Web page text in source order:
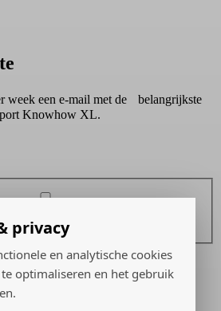
privacy
en analytische cookies
optimaliseren en het gebruik
week een e-mail met de belangrijkste
Knowhow XL.
en ga akkoord met de
Inschrijven